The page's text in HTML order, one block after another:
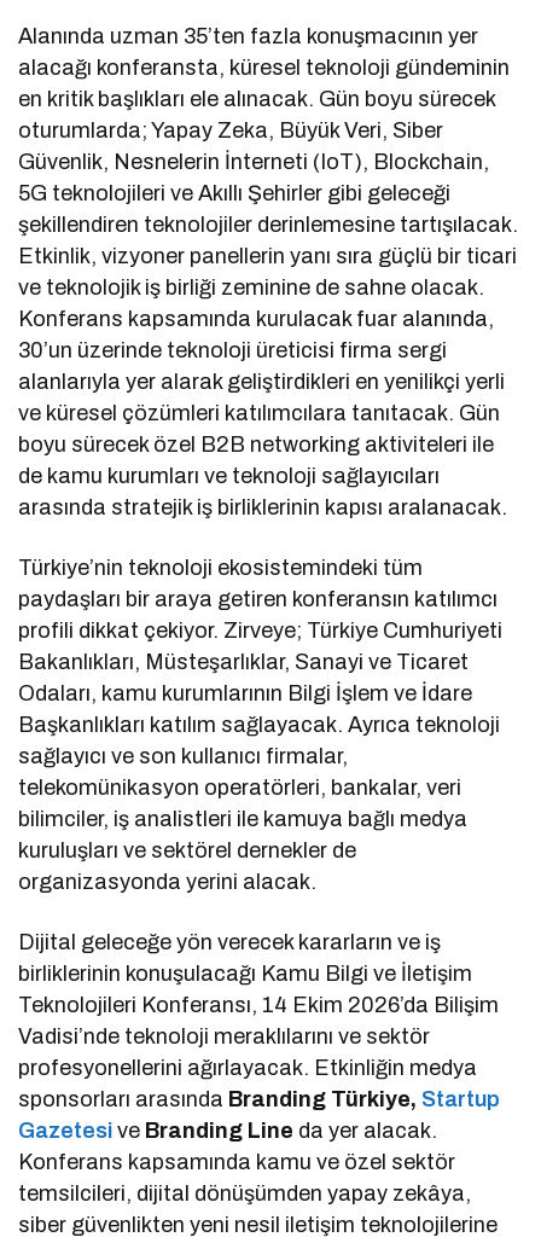
Alanında uzman 35’ten fazla konuşmacının yer
alacağı konferansta, küresel teknoloji gündeminin
en kritik başlıkları ele alınacak. Gün boyu sürecek
oturumlarda; Yapay Zeka, Büyük Veri, Siber
Güvenlik, Nesnelerin İnterneti (IoT), Blockchain,
5G teknolojileri ve Akıllı Şehirler gibi geleceği
şekillendiren teknolojiler derinlemesine tartışılacak.
Etkinlik, vizyoner panellerin yanı sıra güçlü bir ticari
ve teknolojik iş birliği zeminine de sahne olacak.
Konferans kapsamında kurulacak fuar alanında,
30’un üzerinde teknoloji üreticisi firma sergi
alanlarıyla yer alarak geliştirdikleri en yenilikçi yerli
ve küresel çözümleri katılımcılara tanıtacak. Gün
boyu sürecek özel B2B networking aktiviteleri ile
de kamu kurumları ve teknoloji sağlayıcıları
arasında stratejik iş birliklerinin kapısı aralanacak.
Türkiye’nin teknoloji ekosistemindeki tüm
paydaşları bir araya getiren konferansın katılımcı
profili dikkat çekiyor. Zirveye; Türkiye Cumhuriyeti
Bakanlıkları, Müsteşarlıklar, Sanayi ve Ticaret
Odaları, kamu kurumlarının Bilgi İşlem ve İdare
Başkanlıkları katılım sağlayacak. Ayrıca teknoloji
sağlayıcı ve son kullanıcı firmalar,
telekomünikasyon operatörleri, bankalar, veri
bilimciler, iş analistleri ile kamuya bağlı medya
kuruluşları ve sektörel dernekler de
organizasyonda yerini alacak.
Dijital geleceğe yön verecek kararların ve iş
birliklerinin konuşulacağı Kamu Bilgi ve İletişim
Teknolojileri Konferansı, 14 Ekim 2026’da Bilişim
Vadisi’nde teknoloji meraklılarını ve sektör
profesyonellerini ağırlayacak. Etkinliğin medya
sponsorları arasında Branding Türkiye, Startup
Gazetesi ve Branding Line da yer alacak.
Konferans kapsamında kamu ve özel sektör
temsilcileri, dijital dönüşümden yapay zekâya,
siber güvenlikten yeni nesil iletişim teknolojilerine